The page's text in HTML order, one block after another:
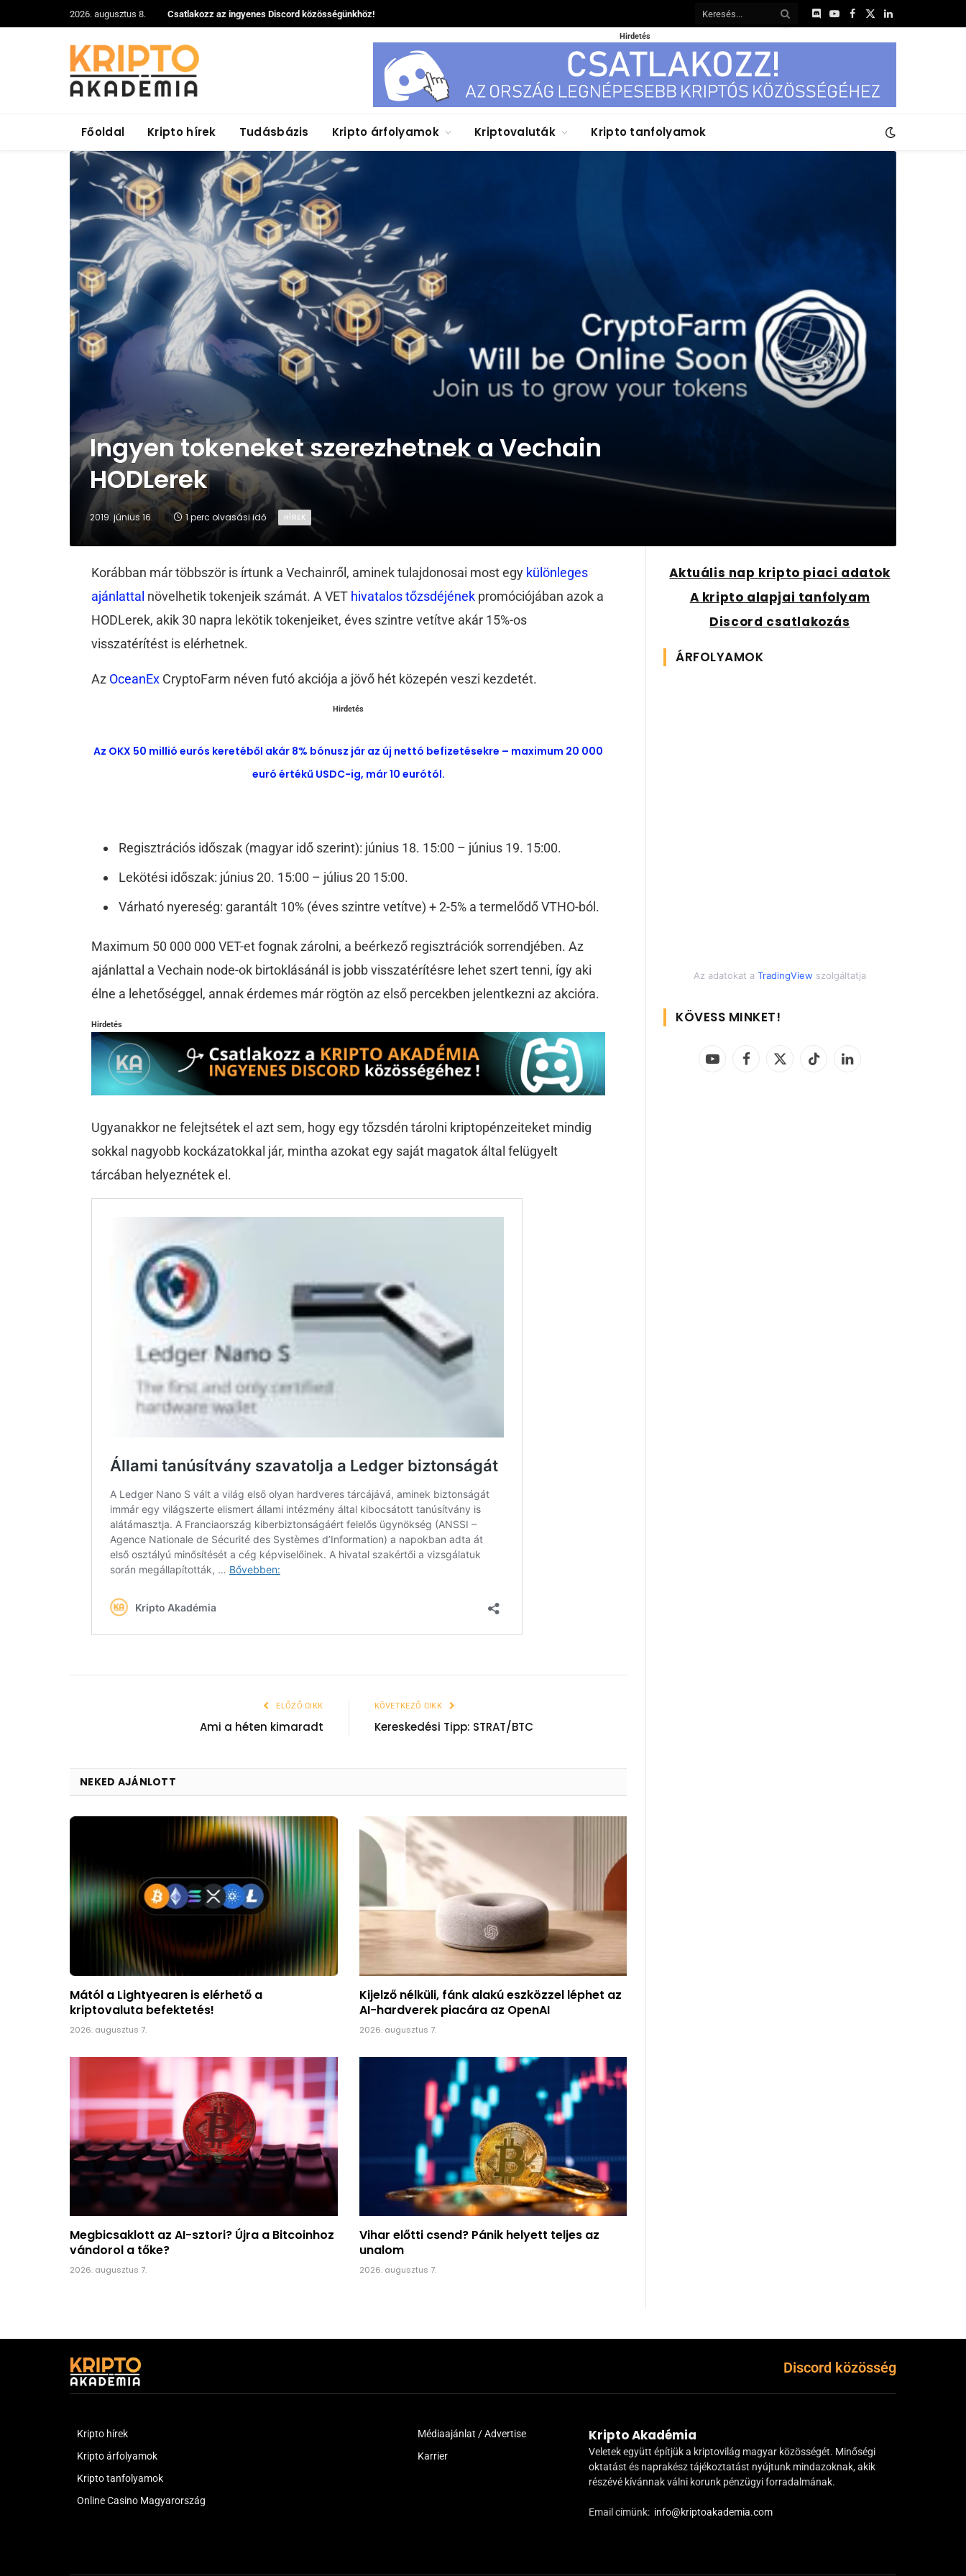
2026. augusztus 8. Csatlakozz az ingyenes Discord közösségünkhöz!
DiscordYouTube
Facebook
X
LinkedIn
Hirdetés
Főoldal Kripto hírek Tudásbázis Kripto árfolyamok Kriptovaluták Kripto tanfolyamok
Ingyen tokeneket szerezhetnek a Vechain
HODLerek
2019. június 16. 1 perc olvasási idő HÍREK
Korábban már többször is írtunk a Vechainről, aminek tulajdonosai most egy különleges
ajánlattal növelhetik tokenjeik számát. A VET hivatalos tőzsdéjének promóciójában azok a
HODLerek, akik 30 napra lekötik tokenjeiket, éves szintre vetítve akár 15%-os
visszatérítést is elérhetnek.
Az OceanEx CryptoFarm néven futó akciója a jövő hét közepén veszi kezdetét.
Hirdetés
Az OKX 50 millió eurós keretéből akár 8% bónusz jár az új nettó befizetésekre – maximum 20 000
euró értékű USDC-ig, már 10 eurótól.
Regisztrációs időszak (magyar idő szerint): június 18. 15:00 – június 19. 15:00.
Lekötési időszak: június 20. 15:00 – július 20 15:00.
Várható nyereség: garantált 10% (éves szintre vetítve) + 2-5% a termelődő VTHO-ból.
Maximum 50 000 000 VET-et fognak zárolni, a beérkező regisztrációk sorrendjében. Az
ajánlattal a Vechain node-ok birtoklásánál is jobb visszatérítésre lehet szert tenni, így aki
élne a lehetőséggel, annak érdemes már rögtön az első percekben jelentkezni az akcióra.
Hirdetés
Ugyanakkor ne felejtsétek el azt sem, hogy egy tőzsdén tárolni kriptopénzeiteket mindig
sokkal nagyobb kockázatokkal jár, mintha azokat egy saját magatok által felügyelt
tárcában helyeznétek el.
ELŐZŐ CIKK
Ami a héten kimaradt
KÖVETKEZŐ CIKK
Kereskedési Tipp: STRAT/BTC
NEKED AJÁNLOTT
Mától a Lightyearen is elérhető a
kriptovaluta befektetés!
2026. augusztus 7.
Kijelző nélküli, fánk alakú eszközzel léphet az
AI-hardverek piacára az OpenAI
2026. augusztus 7.
Megbicsaklott az AI-sztori? Újra a Bitcoinhoz
vándorol a tőke?
2026. augusztus 7.
Vihar előtti csend? Pánik helyett teljes az
unalom
2026. augusztus 7.
Aktuális nap kripto piaci adatok
A kripto alapjai tanfolyam
Discord csatlakozás
ÁRFOLYAMOK
Az adatokat a TradingView szolgáltatja
KÖVESS MINKET!
YouTubeFacebook
X
TikTok LinkedIn
Discord közösség
Kripto hírek
Kripto árfolyamok
Kripto tanfolyamok
Online Casino Magyarország
Médiaajánlat / Advertise
Karrier
Kripto Akadémia
Veletek együtt építjük a kriptovilág magyar közösségét. Minőségi
oktatást és naprakész tájékoztatást nyújtunk mindazoknak, akik
részévé kívánnak válni korunk pénzügyi forradalmának.
Email címünk: info@kriptoakademia.com